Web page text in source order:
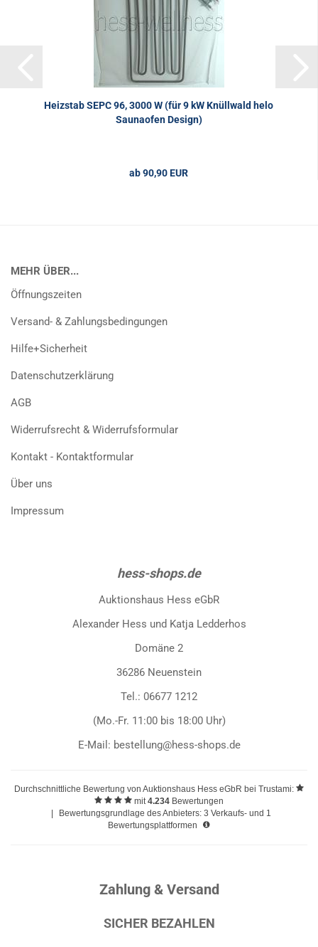
Heizstab SEPC 96, 3000 W (für 9 kW Knüllwald helo
Saunaofen Design)
ab 90,90 EUR
MEHR ÜBER...
Öffnungszeiten
Versand- & Zahlungsbedingungen
Hilfe+Sicherheit
Datenschutzerklärung
AGB
Widerrufsrecht & Widerrufsformular
Kontakt - Kontaktformular
Über uns
Impressum
hess-shops.de
Auktionshaus Hess eGbR
Alexander Hess und Katja Ledderhos
Domäne 2
36286 Neuenstein
Tel.: 06677 1212
(Mo.-Fr. 11:00 bis 18:00 Uhr)
E-Mail: bestellung@hess-shops.de
Durchschnittliche Bewertung von Auktionshaus Hess eGbR bei Trustami:
mit4.234 Bewertungen
Bewertungsgrundlage des Anbieters: 3 Verkaufs- und 1
Bewertungsplattformen
Zahlung & Versand
SICHER BEZAHLEN